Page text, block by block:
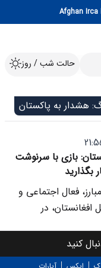
حالت شب / روز
هشدار به پاکستان
بازی با سرنوشت
بگذارید
فعال اجتماعی و
افغانستان، در
پیشین پاکستان،
کاکر، عبدالرحمان
کنید